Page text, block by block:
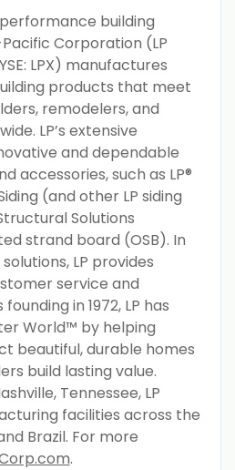
building
Corporation (LP
LPX) manufactures
products that meet
remodelers, and
LP’s extensive
and dependable
accessories, such as LP®
(and other LP siding
Solutions
strand board (OSB). In
LP provides
service and
in 1972, LP has
World™ by helping
beautiful, durable homes
build lasting value.
Tennessee, LP
facilities across the
Brazil. For more
.